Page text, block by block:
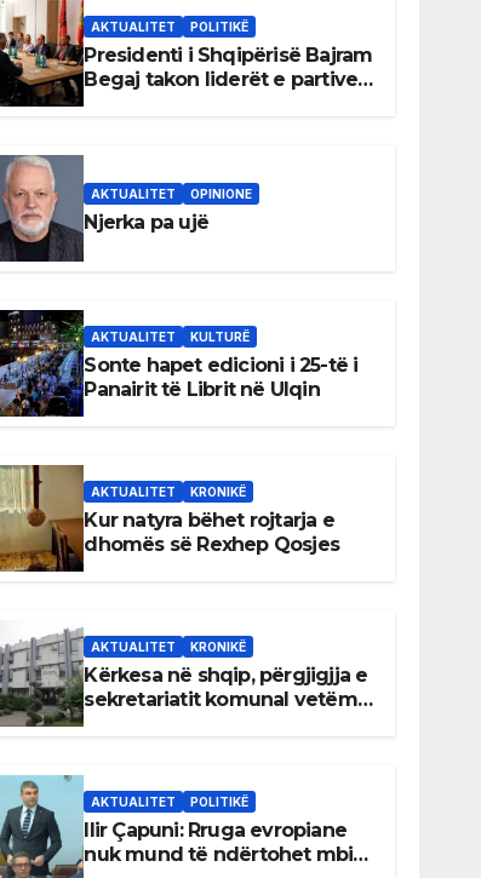
AKTUALITET POLITIKË
Presidenti i Shqipërisë Bajram
Begaj takon liderët e partive
AKTUALITET OPINIONE
Njerka pa ujë
AKTUALITET KULTURË
Sonte hapet edicioni i 25-të i
Panairit të Librit në Ulqin
AKTUALITET KRONIKË
Kur natyra bëhet rojtarja e
dhomës së Rexhep Qosjes
AKTUALITET KRONIKË
Kërkesa në shqip, përgjigjja e
sekretariatit komunal vetëm
AKTUALITET POLITIKË
Ilir Çapuni: Rruga evropiane
nuk mund të ndërtohet mbi